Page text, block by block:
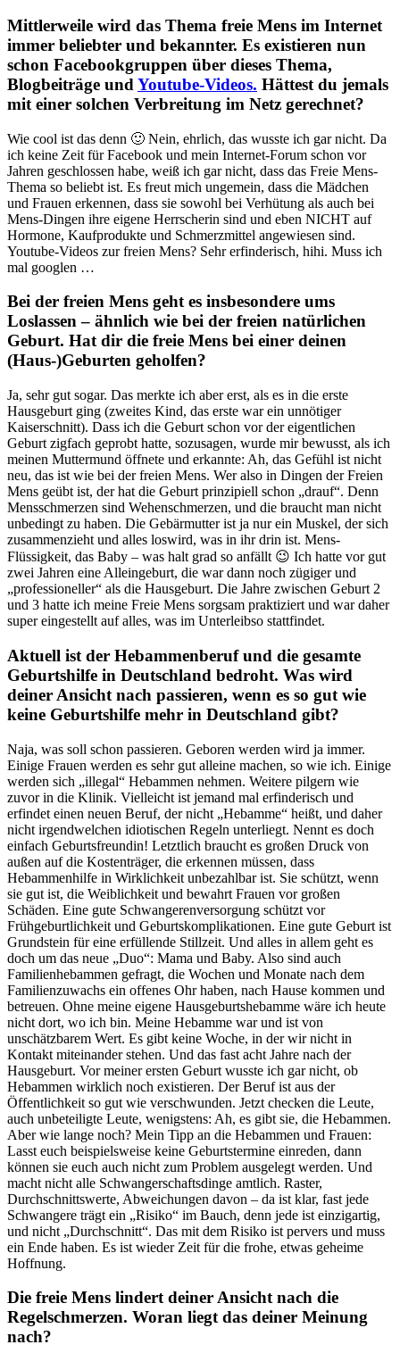
Mittlerweile wird das Thema freie Mens im Internet
immer beliebter und bekannter. Es existieren nun
schon Facebookgruppen über dieses Thema,
Blogbeiträge und Youtube-Videos. Hättest du jemals
mit einer solchen Verbreitung im Netz gerechnet?
Wie cool ist das denn 🙂 Nein, ehrlich, das wusste ich gar nicht. Da
ich keine Zeit für Facebook und mein Internet-Forum schon vor
Jahren geschlossen habe, weiß ich gar nicht, dass das Freie Mens-
Thema so beliebt ist. Es freut mich ungemein, dass die Mädchen
und Frauen erkennen, dass sie sowohl bei Verhütung als auch bei
Mens-Dingen ihre eigene Herrscherin sind und eben NICHT auf
Hormone, Kaufprodukte und Schmerzmittel angewiesen sind.
Youtube-Videos zur freien Mens? Sehr erfinderisch, hihi. Muss ich
mal googlen …
Bei der freien Mens geht es insbesondere ums
Loslassen – ähnlich wie bei der freien natürlichen
Geburt. Hat dir die freie Mens bei einer deinen
(Haus-)Geburten geholfen?
Ja, sehr gut sogar. Das merkte ich aber erst, als es in die erste
Hausgeburt ging (zweites Kind, das erste war ein unnötiger
Kaiserschnitt). Dass ich die Geburt schon vor der eigentlichen
Geburt zigfach geprobt hatte, sozusagen, wurde mir bewusst, als ich
meinen Muttermund öffnete und erkannte: Ah, das Gefühl ist nicht
neu, das ist wie bei der freien Mens. Wer also in Dingen der Freien
Mens geübt ist, der hat die Geburt prinzipiell schon „drauf“. Denn
Mensschmerzen sind Wehenschmerzen, und die braucht man nicht
unbedingt zu haben. Die Gebärmutter ist ja nur ein Muskel, der sich
zusammenzieht und alles loswird, was in ihr drin ist. Mens-
Flüssigkeit, das Baby – was halt grad so anfällt 😉 Ich hatte vor gut
zwei Jahren eine Alleingeburt, die war dann noch zügiger und
„professioneller“ als die Hausgeburt. Die Jahre zwischen Geburt 2
und 3 hatte ich meine Freie Mens sorgsam praktiziert und war daher
super eingestellt auf alles, was im Unterleibso stattfindet.
Aktuell ist der Hebammenberuf und die gesamte
Geburtshilfe in Deutschland bedroht. Was wird
deiner Ansicht nach passieren, wenn es so gut wie
keine Geburtshilfe mehr in Deutschland gibt?
Naja, was soll schon passieren. Geboren werden wird ja immer.
Einige Frauen werden es sehr gut alleine machen, so wie ich. Einige
werden sich „illegal“ Hebammen nehmen. Weitere pilgern wie
zuvor in die Klinik. Vielleicht ist jemand mal erfinderisch und
erfindet einen neuen Beruf, der nicht „Hebamme“ heißt, und daher
nicht irgendwelchen idiotischen Regeln unterliegt. Nennt es doch
einfach Geburtsfreundin! Letztlich braucht es großen Druck von
außen auf die Kostenträger, die erkennen müssen, dass
Hebammenhilfe in Wirklichkeit unbezahlbar ist. Sie schützt, wenn
sie gut ist, die Weiblichkeit und bewahrt Frauen vor großen
Schäden. Eine gute Schwangerenversorgung schützt vor
Frühgeburtlichkeit und Geburtskomplikationen. Eine gute Geburt ist
Grundstein für eine erfüllende Stillzeit. Und alles in allem geht es
doch um das neue „Duo“: Mama und Baby. Also sind auch
Familienhebammen gefragt, die Wochen und Monate nach dem
Familienzuwachs ein offenes Ohr haben, nach Hause kommen und
betreuen. Ohne meine eigene Hausgeburtshebamme wäre ich heute
nicht dort, wo ich bin. Meine Hebamme war und ist von
unschätzbarem Wert. Es gibt keine Woche, in der wir nicht in
Kontakt miteinander stehen. Und das fast acht Jahre nach der
Hausgeburt. Vor meiner ersten Geburt wusste ich gar nicht, ob
Hebammen wirklich noch existieren. Der Beruf ist aus der
Öffentlichkeit so gut wie verschwunden. Jetzt checken die Leute,
auch unbeteiligte Leute, wenigstens: Ah, es gibt sie, die Hebammen.
Aber wie lange noch? Mein Tipp an die Hebammen und Frauen:
Lasst euch beispielsweise keine Geburtstermine einreden, dann
können sie euch auch nicht zum Problem ausgelegt werden. Und
macht nicht alle Schwangerschaftsdinge amtlich. Raster,
Durchschnittswerte, Abweichungen davon – da ist klar, fast jede
Schwangere trägt ein „Risiko“ im Bauch, denn jede ist einzigartig,
und nicht „Durchschnitt“. Das mit dem Risiko ist pervers und muss
ein Ende haben. Es ist wieder Zeit für die frohe, etwas geheime
Hoffnung.
Die freie Mens lindert deiner Ansicht nach die
Regelschmerzen. Woran liegt das deiner Meinung
nach?